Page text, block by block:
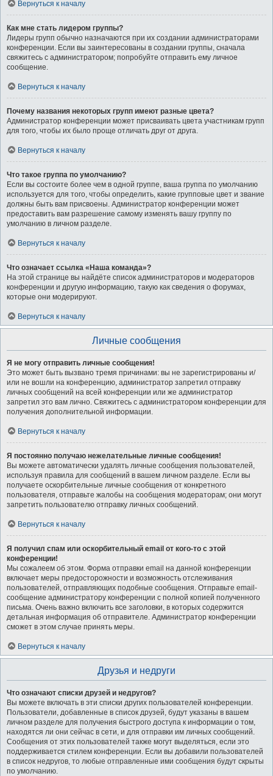
Вернуться к началу
Как мне стать лидером группы?
Лидеры групп обычно назначаются при их создании администраторами
конференции. Если вы заинтересованы в создании группы, сначала
свяжитесь с администратором; попробуйте отправить ему личное
сообщение.
Вернуться к началу
Почему названия некоторых групп имеют разные цвета?
Администратор конференции может присваивать цвета участникам групп
для того, чтобы их было проще отличать друг от друга.
Вернуться к началу
Что такое группа по умолчанию?
Если вы состоите более чем в одной группе, ваша группа по умолчанию
используется для того, чтобы определить, какие групповые цвет и звание
должны быть вам присвоены. Администратор конференции может
предоставить вам разрешение самому изменять вашу группу по
умолчанию в личном разделе.
Вернуться к началу
Что означает ссылка «Наша команда»?
На этой странице вы найдёте список администраторов и модераторов
конференции и другую информацию, такую как сведения о форумах,
которые они модерируют.
Вернуться к началу
Личные сообщения
Я не могу отправить личные сообщения!
Это может быть вызвано тремя причинами: вы не зарегистрированы и/
или не вошли на конференцию, администратор запретил отправку
личных сообщений на всей конференции или же администратор
запретил это вам лично. Свяжитесь с администратором конференции для
получения дополнительной информации.
Вернуться к началу
Я постоянно получаю нежелательные личные сообщения!
Вы можете автоматически удалять личные сообщения пользователей,
используя правила для сообщений в вашем личном разделе. Если вы
получаете оскорбительные личные сообщения от конкретного
пользователя, отправьте жалобы на сообщения модераторам; они могут
запретить пользователю отправку личных сообщений.
Вернуться к началу
Я получил спам или оскорбительный email от кого-то с этой
конференции!
Мы сожалеем об этом. Форма отправки email на данной конференции
включает меры предосторожности и возможность отслеживания
пользователей, отправляющих подобные сообщения. Отправьте email-
сообщение администратору конференции с полной копией полученного
письма. Очень важно включить все заголовки, в которых содержится
детальная информация об отправителе. Администратор конференции
сможет в этом случае принять меры.
Вернуться к началу
Друзья и недруги
Что означают списки друзей и недругов?
Вы можете включать в эти списки других пользователей конференции.
Пользователи, добавленные в список друзей, будут указаны в вашем
личном разделе для получения быстрого доступа к информации о том,
находятся ли они сейчас в сети, и для отправки им личных сообщений.
Сообщения от этих пользователей также могут выделяться, если это
поддерживается стилем конференции. Если вы добавили пользователей
в список недругов, то любые отправленные ими сообщения будут скрыты
по умолчанию.